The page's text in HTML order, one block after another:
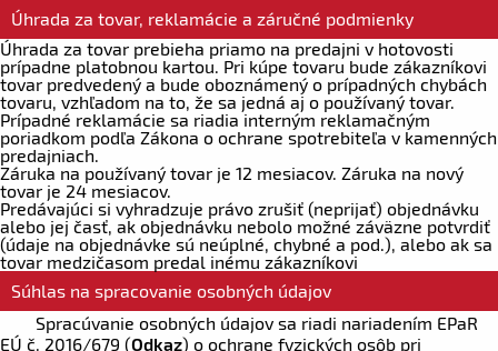
Úhrada za tovar, reklamácie a záručné podmienky
Úhrada za tovar prebieha priamo na predajni v hotovosti
prípadne platobnou kartou. Pri kúpe tovaru bude zákazníkovi
tovar predvedený a bude oboznámený o prípadných chybách
tovaru, vzhľadom na to, že sa jedná aj o používaný tovar.
Prípadné reklamácie sa riadia interným reklamačným
poriadkom podľa Zákona o ochrane spotrebiteľa v kamenných
predajniach.
Záruka na používaný tovar je 12 mesiacov. Záruka na nový
tovar je 24 mesiacov.
Predávajúci si vyhradzuje právo zrušiť (neprijať) objednávku
alebo jej časť, ak objednávku nebolo možné záväzne potvrdiť
(údaje na objednávke sú neúplné, chybné a pod.), alebo ak sa
tovar medzičasom predal inému zákazníkovi
Súhlas na spracovanie osobných údajov
Spracúvanie osobných údajov sa riadi nariadením EPaR
EÚ č. 2016/679 (Odkaz) o ochrane fyzických osôb pri